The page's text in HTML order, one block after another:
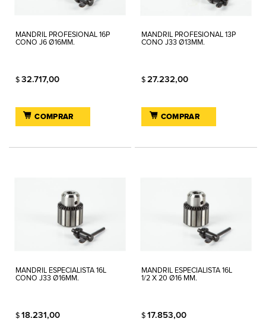
MANDRIL PROFESIONAL 16P
CONO J6 Ø16MM.
$ 32.717,00
COMPRAR
MANDRIL PROFESIONAL 13P
CONO J33 Ø13MM.
$27.232,00
COMPRAR
MANDRIL ESPECIALISTA 16L
CONO J33 Ø16MM.
$ 18.231,00
MANDRIL ESPECIALISTA 16L
1/2 X 20 Ø16 MM.
$17.853,00